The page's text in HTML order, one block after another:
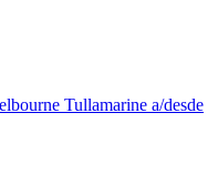
Tullamarine a/desde